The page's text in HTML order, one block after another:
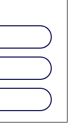
Liste des pays
Vous cherchez un
proposer des